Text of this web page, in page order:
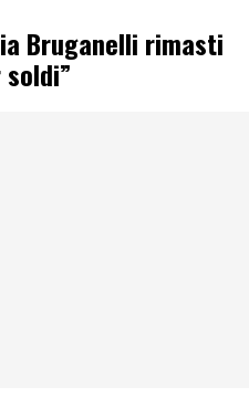
Bruganelli rimasti